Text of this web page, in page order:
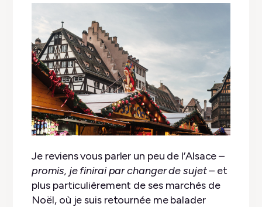
Je reviens vous parler un peu de l’Alsace –
promis, je finirai par changer de sujet– et
plus particulièrement de ses marchés de
Noël, où je suis retournée me balader